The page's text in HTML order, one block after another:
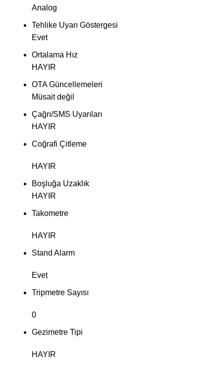
Analog
Tehlike Uyarı Göstergesi
Evet
Ortalama Hız
HAYIR
OTA Güncellemeleri
Müsait değil
Çağrı/SMS Uyarıları
HAYIR
Coğrafi Çitleme
HAYIR
Boşluğa Uzaklık
HAYIR
Takometre
HAYIR
Stand Alarm
Evet
Tripmetre Sayısı
0
Gezimetre Tipi
HAYIR